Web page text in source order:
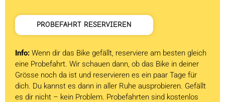
PROBEFAHRT RESERVIEREN
Info: Wenn dir das Bike gefällt, reserviere am besten gleich
eine Probefahrt. Wir schauen dann, ob das Bike in deiner
Grösse noch da ist und reservieren es ein paar Tage für
dich. Du kannst es dann in aller Ruhe ausprobieren. Gefällt
es dir nicht – kein Problem. Probefahrten sind kostenlos